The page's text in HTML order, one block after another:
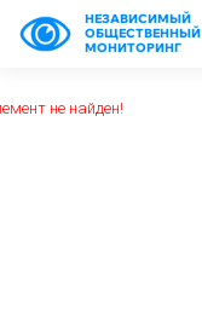
НЕЗАВИСИМЫЙ
ОБЩЕСТВЕННЫЙ
МОНИТОРИНГ
не найден!